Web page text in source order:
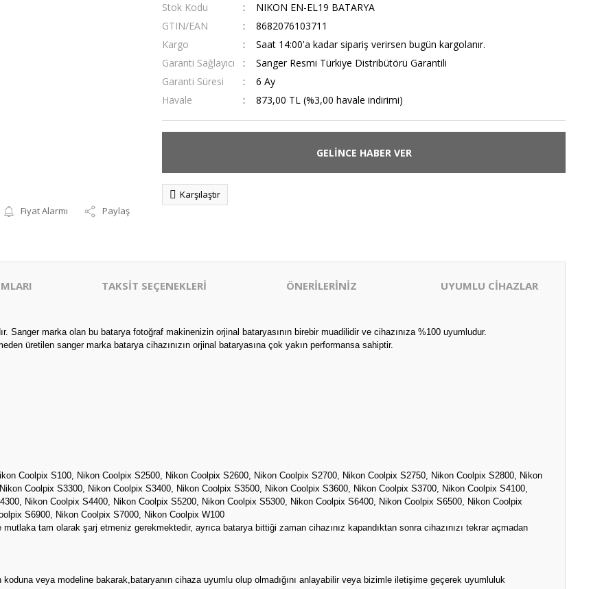
Fiyat Alarmı Paylaş
Stok Kodu
NIKON EN-EL19 BATARYA
GTIN/EAN
8682076103711
Kargo
Saat 14:00'a kadar sipariş verirsen bugün kargolanır.
Garanti Sağlayıcı
Sanger Resmi Türkiye Distribütörü Garantili
Garanti Süresi
6 Ay
Havale
873,00 TL (%3,00 havale indirimi)
GELİNCE HABER VER
Karşılaştır
TAKSİT SEÇENEKLERİ ÖNERİLERİNİZ UYUMLU CİHAZLAR
Sanger marka olan bu batarya fotoğraf makinenizin orjinal bataryasının birebir muadilidir ve cihazınıza %100 uyumludur.
üretilen sanger marka batarya cihazınızın orjinal bataryasına çok yakın performansa sahiptir.
Coolpix S100, Nikon Coolpix S2500, Nikon Coolpix S2600, Nikon Coolpix S2700, Nikon Coolpix S2750, Nikon Coolpix S2800, Nikon
Coolpix S3300, Nikon Coolpix S3400, Nikon Coolpix S3500, Nikon Coolpix S3600, Nikon Coolpix S3700, Nikon Coolpix S4100,
Nikon Coolpix S4400, Nikon Coolpix S5200, Nikon Coolpix S5300, Nikon Coolpix S6400, Nikon Coolpix S6500, Nikon Coolpix
S6900, Nikon Coolpix S7000, Nikon Coolpix W100
mutlaka tam olarak şarj etmeniz gerekmektedir, ayrıca batarya bittiği zaman cihazınız kapandıktan sonra cihazınızı tekrar açmadan
koduna veya modeline bakarak,bataryanın cihaza uyumlu olup olmadığını anlayabilir veya bizimle iletişime geçerek uyumluluk